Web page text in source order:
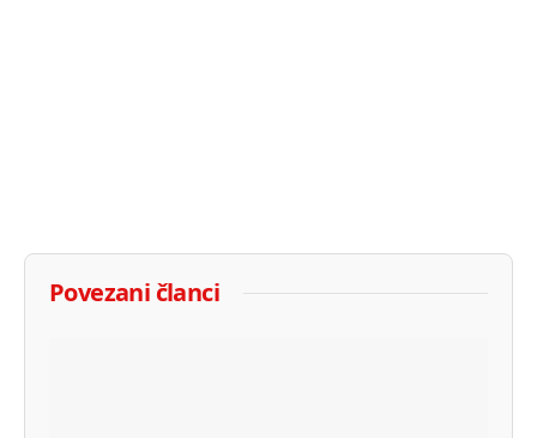
Povezani članci